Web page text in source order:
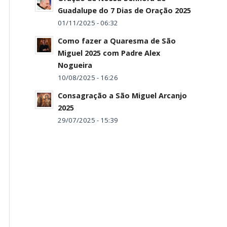
Guadalupe do 7 Dias de Oração 2025
01/11/2025 - 06:32
Como fazer a Quaresma de São
Miguel 2025 com Padre Alex
Nogueira
10/08/2025 - 16:26
Consagração a São Miguel Arcanjo
2025
29/07/2025 - 15:39